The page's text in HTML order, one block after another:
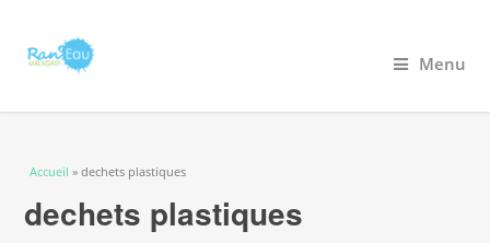
Menu
Vous êtes ici
Accueil » dechets plastiques
dechets plastiques